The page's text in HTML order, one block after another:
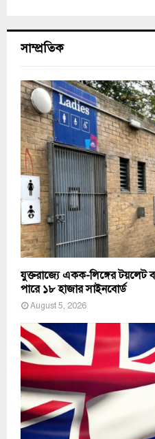
সাম্প্রতিক
যুক্তরাজ্যে একক-লিঙ্গের টয়লেট
পারে ১৮ হাজার সাইনবোর্ড
August 5, 2026